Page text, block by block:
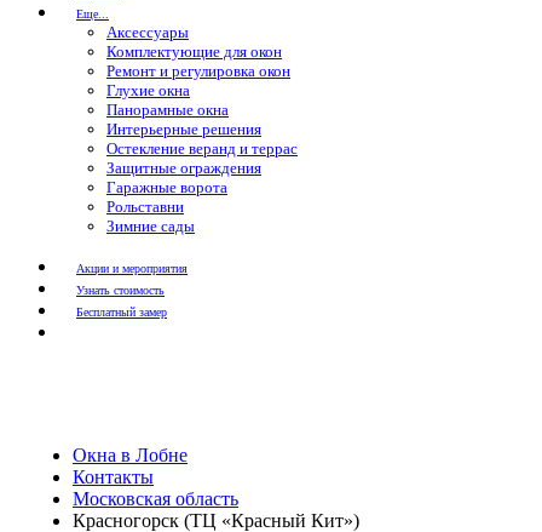
Еще...
Аксессуары
Комплектующие для окон
Ремонт и регулировка окон
Глухие окна
Панорамные окна
Интерьерные решения
Остекление веранд и террас
Защитные ограждения
Гаражные ворота
Рольставни
Зимние сады
Акции и мероприятия
Узнать стоимость
Бесплатный замер
Окна в Лобне
Контакты
Московская область
Красногорск (ТЦ «Красный Кит»)